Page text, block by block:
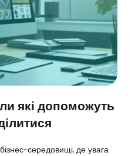
які допоможуть
середовищі, де увага